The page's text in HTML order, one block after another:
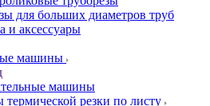
для больших диаметров труб
и аксессуары
машины
машины
резки по листу